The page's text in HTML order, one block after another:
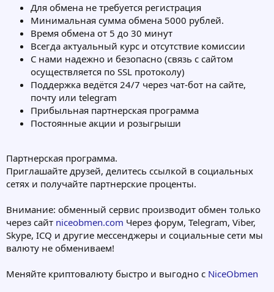
Для обмена не требуется регистрация
Минимальная сумма обмена 5000 рублей.
Время обмена от 5 до 30 минут
Всегда актуальный курс и отсутствие комиссии
С нами надежно и безопасно (связь с сайтом
осуществляется по SSL протоколу)
Поддержка ведётся 24/7 через чат-бот на сайте,
почту или telegram
Прибыльная партнерская программа
Постоянные акции и розыгрыши
Партнерская программа.
Приглашайте друзей, делитесь ссылкой в социальных
сетях и получайте партнерские проценты.
Внимание: обменный сервис производит обмен только
через сайт niceobmen.com Через форум, Telegram, Viber,
Skype, ICQ и другие мессенджеры и социальные сети мы
валюту не обмениваем!
Меняйте криптовалюту быстро и выгодно с NiceObmen